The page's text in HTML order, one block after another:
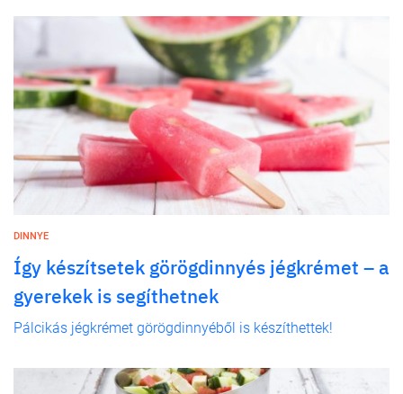
DINNYE
Így készítsetek görögdinnyés jégkrémet – a
gyerekek is segíthetnek
Pálcikás jégkrémet görögdinnyéből is készíthettek!